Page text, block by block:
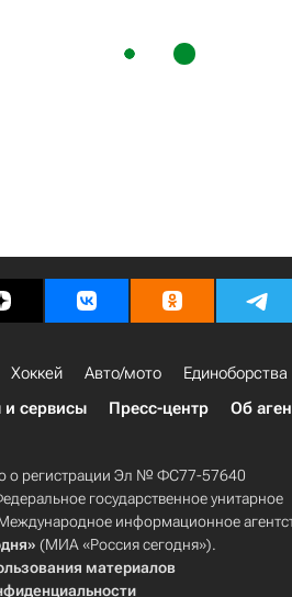
Хоккей Авто/мото Единоборства
и сервисы Пресс-центр Об
о регистрации Эл № ФС77-57640
государственное унитарное
информационное
(МИА «Россия сегодня»).
материалов